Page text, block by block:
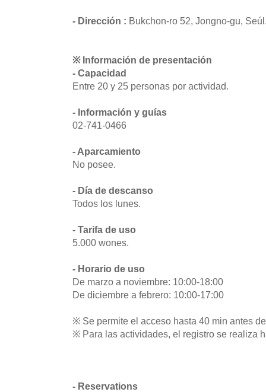
- Dirección : Bukchon-ro 52, Jongno-gu,
※ Información de presentación
- Capacidad
Entre 20 y 25 personas por actividad.
- Información y guías
02-741-0466
- Aparcamiento
No posee.
- Día de descanso
Todos los lunes.
- Tarifa de uso
5.000 wones.
- Horario de uso
De marzo a noviembre: 10:00-18:00
De diciembre a febrero: 10:00-17:00
※ Se permite el acceso hasta 40 min antes
※ Para las actividades, el registro se realiza
- Reservations